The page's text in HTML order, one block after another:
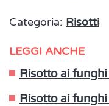
Categoria: Risotti
LEGGI ANCHE
Risotto ai
Risotto ai funghi